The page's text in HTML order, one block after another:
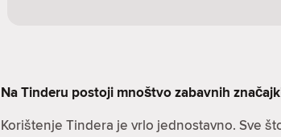
Na Tinderu postoji mnoštvo zabavnih
Korištenje Tindera je vrlo jednostavno. Sve